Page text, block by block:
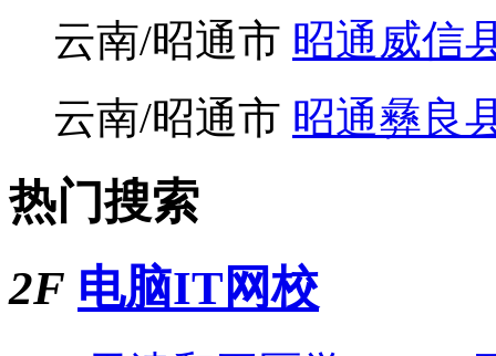
吉首向阳社区美妆培训